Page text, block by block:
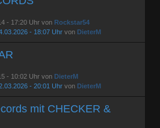
- 17:20 Uhr von Rockstar54
- 18:07 Uhr von DieterM
- 10:02 Uhr von DieterM
- 20:01 Uhr von DieterM
mit CHECKER &